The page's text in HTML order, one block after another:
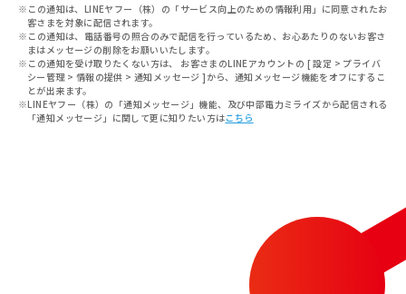
※この通知は、LINEヤフー（株）の「サービス向上のための情報利用」に同意されたお
客さまを対象に配信されます。
※この通知は、電話番号の照合のみで配信を行っているため、お心あたりのないお客さ
まはメッセージの削除をお願いいたします。
※この通知を受け取りたくない方は、 お客さまのLINEアカウントの [ 設定 > プライバ
シー管理 > 情報の提供 > 通知メッセージ ]から、通知メッセージ機能をオフにするこ
とが出来ます。
※LINEヤフー（株）の「通知メッセージ」機能、及び中部電力ミライズから配信される
「通知メッセージ」に関して更に知りたい方はこちら